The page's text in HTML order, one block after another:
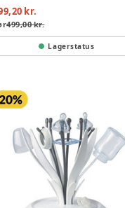
kr.
499,00 kr.
Lagerstatus